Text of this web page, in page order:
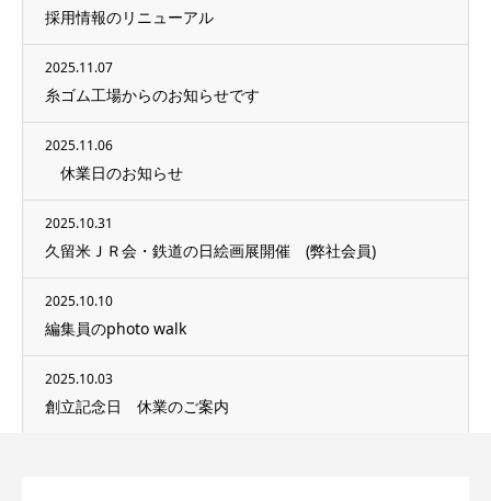
採用情報のリニューアル
2025.11.07
糸ゴム工場からのお知らせです
2025.11.06
休業日のお知らせ
2025.10.31
久留米ＪＲ会・鉄道の日絵画展開催 (弊社会員)
2025.10.10
編集員のphoto walk
2025.10.03
創立記念日 休業のご案内